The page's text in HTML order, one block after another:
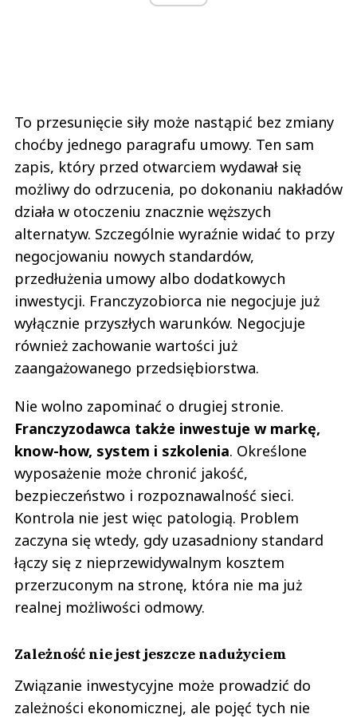
To przesunięcie siły może nastąpić bez zmiany
choćby jednego paragrafu umowy. Ten sam
zapis, który przed otwarciem wydawał się
możliwy do odrzucenia, po dokonaniu nakładów
działa w otoczeniu znacznie węższych
alternatyw. Szczególnie wyraźnie widać to przy
negocjowaniu nowych standardów,
przedłużenia umowy albo dodatkowych
inwestycji. Franczyzobiorca nie negocjuje już
wyłącznie przyszłych warunków. Negocjuje
również zachowanie wartości już
zaangażowanego przedsiębiorstwa.
Nie wolno zapominać o drugiej stronie.
Franczyzodawca także inwestuje w markę,
know-how, system i szkolenia. Określone
wyposażenie może chronić jakość,
bezpieczeństwo i rozpoznawalność sieci.
Kontrola nie jest więc patologią. Problem
zaczyna się wtedy, gdy uzasadniony standard
łączy się z nieprzewidywalnym kosztem
przerzuconym na stronę, która nie ma już
realnej możliwości odmowy.
Zależność nie jest jeszcze nadużyciem
Związanie inwestycyjne może prowadzić do
zależności ekonomicznej, ale pojęć tych nie